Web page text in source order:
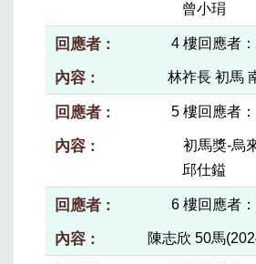
曾小琄
4 樓回應者
林祚長 初馬
5 樓回應者
初馬獎-烏
邱仕鎰
6 樓回應者
陳志欣 50馬